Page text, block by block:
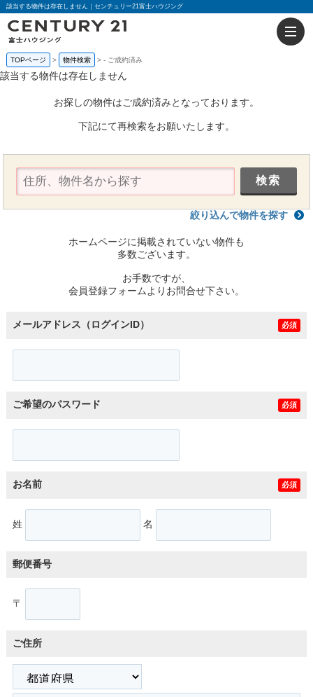
該当する物件は存在しません｜センチュリー21富士ハウジング
TOPページ 物件検索 - ご成約済み
該当する物件は存在しません
お探しの物件はご成約済みとなっております。
下記にて再検索をお願いたします。
絞り込んで物件を探す
ホームページに掲載されていない物件も
多数ございます。
お手数ですが、
会員登録フォームよりお問合せ下さい。
メールアドレス（ログインID） 必須
ご希望のパスワード 必須
お名前 必須
姓 名
郵便番号
〒
ご住所